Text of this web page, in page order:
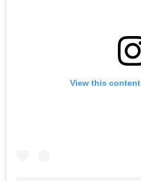
View this